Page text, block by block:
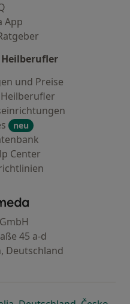
App
und Preise
neu
Center
- Startseite
45 a-d
Deutschland